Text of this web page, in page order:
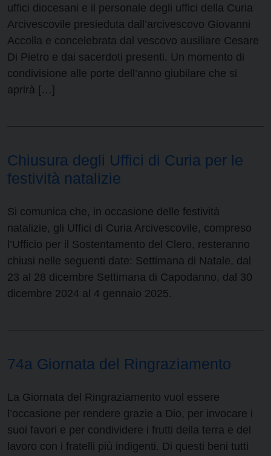
uffici diocesani e il personale degli uffici della Curia
Arcivescovile presieduta dall’arcivescovo Giovanni
Accolla e concelebrata dal vescovo ausiliare Cesare
Di Pietro e dai sacerdoti presenti. Un momento di
condivisione alle porte dell’anno giubilare che si
aprirà […]
Chiusura degli Uffici di Curia per le
festività natalizie
Si comunica che, in occasione delle festività
natalizie, gli Uffici di Curia Arcivescovile, compreso
l’Ufficio per il Sostentamento del Clero, resteranno
chiusi nelle seguenti date: Settimana di Natale, dal
23 al 28 dicembre Settimana di Capodanno, dal 30
dicembre 2024 al 4 gennaio 2025.
74a Giornata del Ringraziamento
La Giornata del Ringraziamento vuol essere
l’occasione per rendere grazie a Dio, per invocare i
suoi favori e per condividere i frutti della terra e del
lavoro con i fratelli più indigenti. Di questi beni tutti